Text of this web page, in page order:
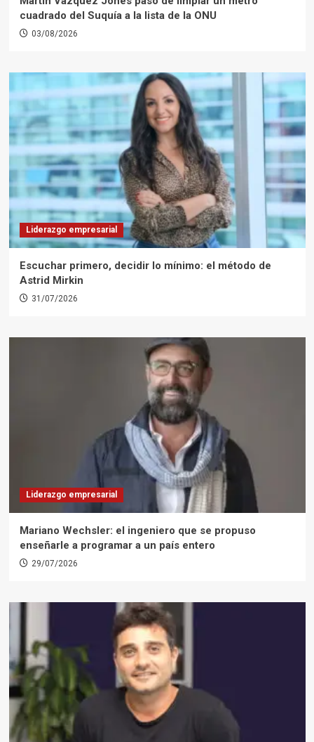
cuadrado del Suquía a la lista de la ONU
03/08/2026
Liderazgo empresarial
Escuchar primero, decidir lo mínimo: el método de
Astrid Mirkin
31/07/2026
Liderazgo empresarial
Mariano Wechsler: el ingeniero que se propuso
enseñarle a programar a un país entero
29/07/2026